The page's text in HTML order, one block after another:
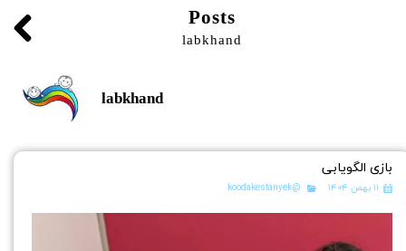
Posts
labkhand
labkhand
بازی الگویابی
۱۱ بهمن ۱۴۰۴ @koodakestanyek